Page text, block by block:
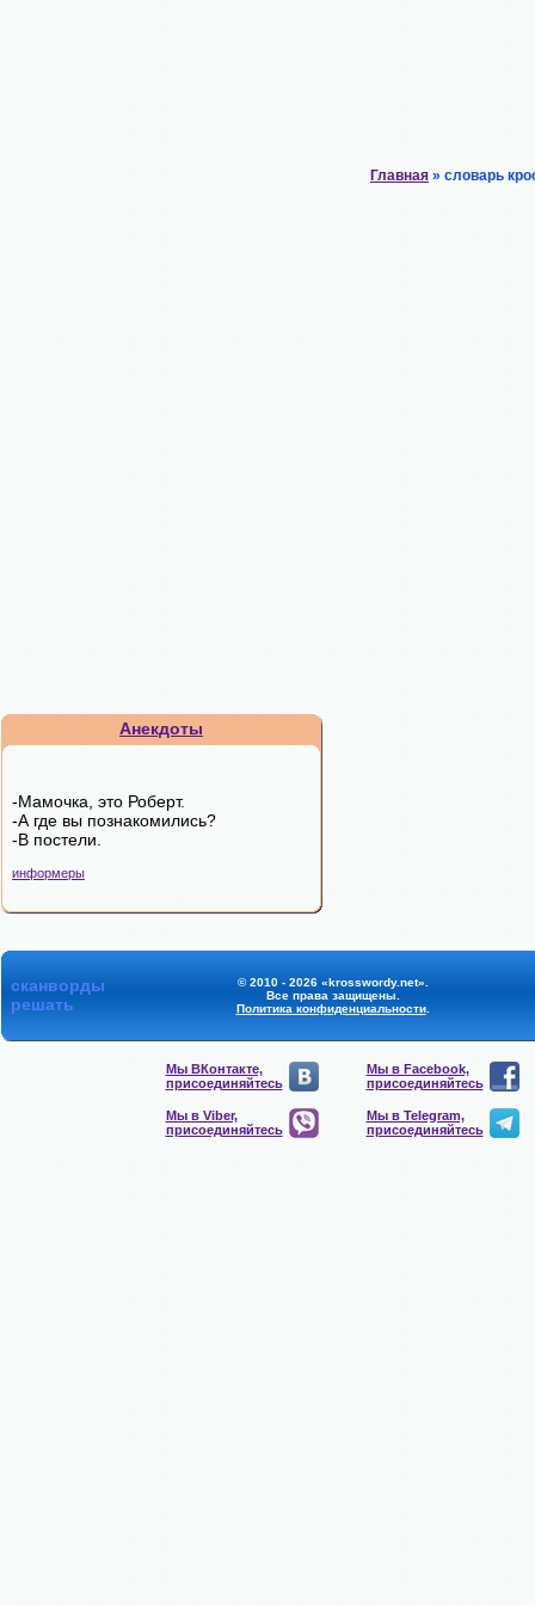
Анекдоты
-Мамочка, это Роберт.
-А где вы познакомились?
-В постели.
информеры
Главная » словарь
сканворды
решать
© 2010 - 2026 «krosswordy.net».
Все права защищены.
Политика конфиденциальности.
Мы ВКонтакте,
присоединяйтесь
Мы в Facebook,
присоединяйтесь
Мы в Viber,
присоединяйтесь
Мы в Telegram,
присоединяйтесь